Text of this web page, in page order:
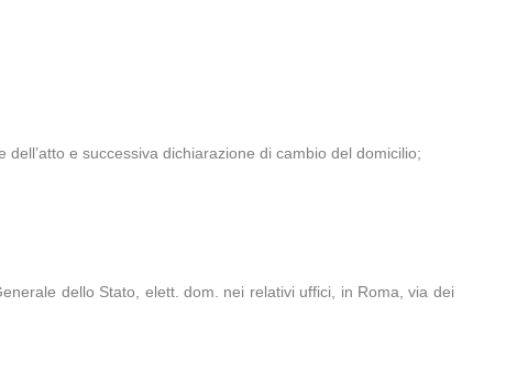
e successiva dichiarazione di cambio del domicilio;
dello Stato, elett. dom. nei relativi uffici, in Roma, via dei